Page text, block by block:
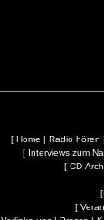
[ Home | Radio hören |
[ Interviews zum
[ CD-
[
[